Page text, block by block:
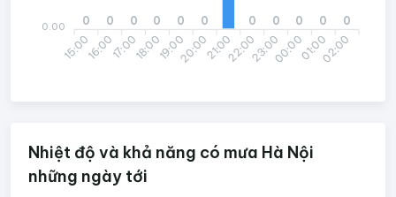
15:0016:0017:0018:0019:0020:0021:0022:0023:0000:0001:0002:00
0 0 0 0 0 0 0 0 0 0 0
0.00
Nhiệt độ và khả năng có mưa Hà Nội
những ngày tới